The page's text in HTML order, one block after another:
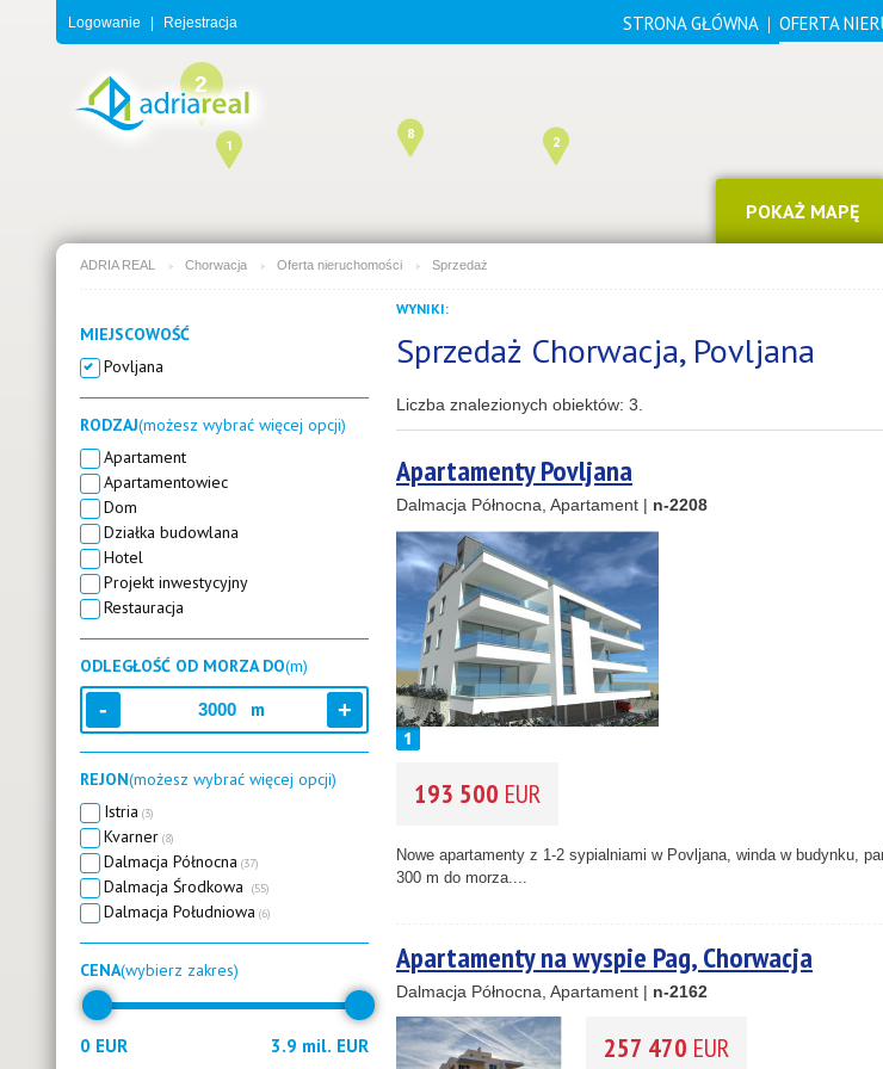
8
2
1
4
8
14
2
Logowanie | Rejestracja STRONA GŁÓWNA OFERTA
POKAŻ MAPĘ
ADRIA REAL Chorwacja Oferta nieruchomości Sprzedaż
MIEJSCOWOŚĆ
Povljana
RODZAJ(możesz wybrać więcej opcji)
Apartament
Apartamentowiec
Dom
Działka budowlana
Hotel
Projekt inwestycyjny
Restauracja
ODLEGŁOŚĆ OD MORZA DO(m)
m
REJON(możesz wybrać więcej opcji)
Istria (3)
Kvarner (8)
Dalmacja Północna (37)
Dalmacja Środkowa (55)
Dalmacja Południowa (6)
CENA(wybierz zakres)
WYNIKI:
Sprzedaż Chorwacja, Povljana
Liczba znalezionych obiektów: 3
Apartamenty Povljana
Dalmacja Północna, Apartament | n-2208
193 500 EUR
Nowe apartamenty z 1-2 sypialniami w Povljana, winda w budynku,
300 m do morza....
Apartamenty na wyspie Pag, Chorwacja
Dalmacja Północna, Apartament | n-2162
257 470 EUR